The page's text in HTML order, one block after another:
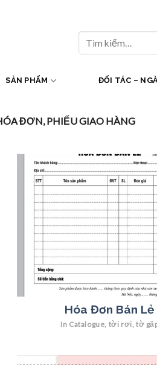
kiếm:
SẢN PHẨM ĐỐI TÁC –
ĐƠN, PHIẾU GIAO HÀNG
In Catalogue, tời rơi, tờ
Hóa Đơn Bán Lẻ